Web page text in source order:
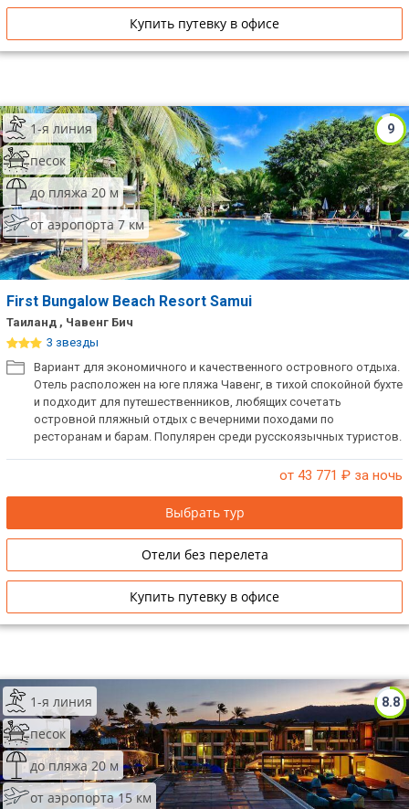
Купить путевку в офисе
9
1-я линия
песок
до пляжа 20 м
от аэропорта 7 км
First Bungalow Beach Resort Samui
Таиланд , Чавенг Бич
3 звезды
Вариант для экономичного и качественного островного отдыха.
Отель расположен на юге пляжа Чавенг, в тихой спокойной бухте
и подходит для путешественников, любящих сочетать
островной пляжный отдых с вечерними походами по
ресторанам и барам. Популярен среди русскоязычных туристов.
от 43 771 ₽ за ночь
Выбрать тур
Отели без перелета
Купить путевку в офисе
8.8
1-я линия
песок
до пляжа 20 м
от аэропорта 15 км